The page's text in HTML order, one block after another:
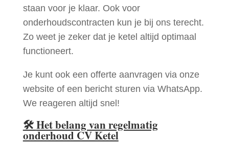
staan voor je klaar. Ook voor
onderhoudscontracten kun je bij ons terecht.
Zo weet je zeker dat je ketel altijd optimaal
functioneert.
Je kunt ook een offerte aanvragen via onze
website of een bericht sturen via WhatsApp.
We reageren altijd snel!
🛠Het belang van regelmatig
onderhoud CV Ketel